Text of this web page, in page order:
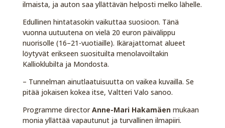
ilmaista, ja auton saa yllättävän helposti melko lähelle.
Edullinen hintatasokin vaikuttaa suosioon. Tänä
vuonna uutuutena on vielä 20 euron päivälippu
nuorisolle (16–21-vuotiaille). Ikärajattomat alueet
löytyvät erikseen suosituilta menolavoiltakin
Kallioklubilta ja Mondosta.
– Tunnelman ainutlaatuisuutta on vaikea kuvailla. Se
pitää jokaisen kokea itse, Valtteri Valo sanoo.
Programme directorAnne-Mari Hakamäen mukaan
monia yllättää vapautunut ja turvallinen ilmapiiri.